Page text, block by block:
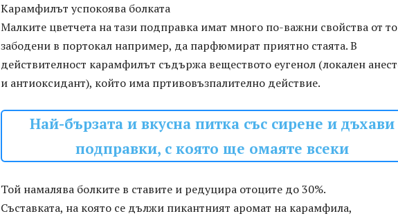
Карамфилът успокоява болката
Малките цветчета на тази подправка имат много по-важни свойства от
забодени в портокал например, да парфюмират приятно стаята. В
действителност карамфилът съдържа веществото еугенол (локален
и антиоксидант), който има пртивовъзпалително действие.
Най-бързата и вкусна питка със сирене и дъхави
подправки, с която ще омаяте всеки
Той намалява болките в ставите и редуцира отоците до 30%.
Съставката, на която се дължи пикантният аромат на карамфила,